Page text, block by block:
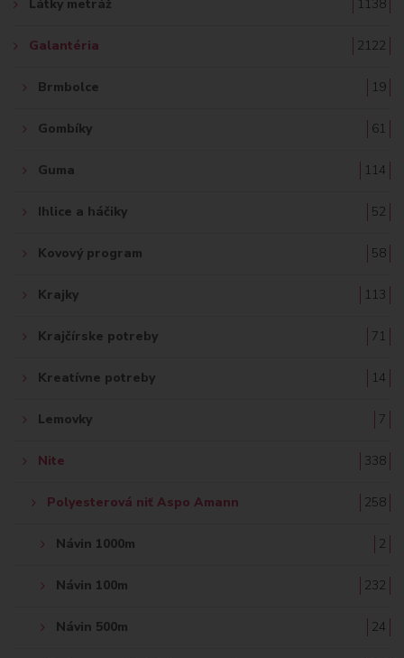
Látky metráž 1138
Galantéria 2122
Brmbolce 19
Gombíky 61
Guma 114
Ihlice a háčiky 52
Kovový program 58
Krajky 113
Krajčírske potreby 71
Kreatívne potreby 14
Lemovky 7
Nite 338
Polyesterová niť Aspo Amann 258
Návin 1000m 2
Návin 100m 232
Návin 500m 24